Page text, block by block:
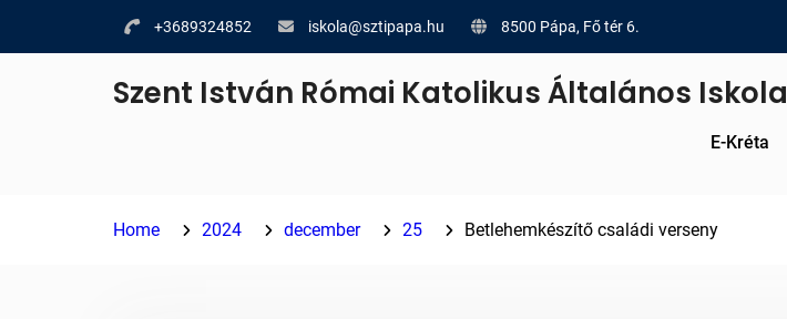
+3689324852 iskola@sztipapa.hu 8500 Pápa, Fő tér 6.
Szent István Római Katolikus Általános Iskola
E-Kréta
Home 2024 december 25 Betlehemkészítő családi verseny